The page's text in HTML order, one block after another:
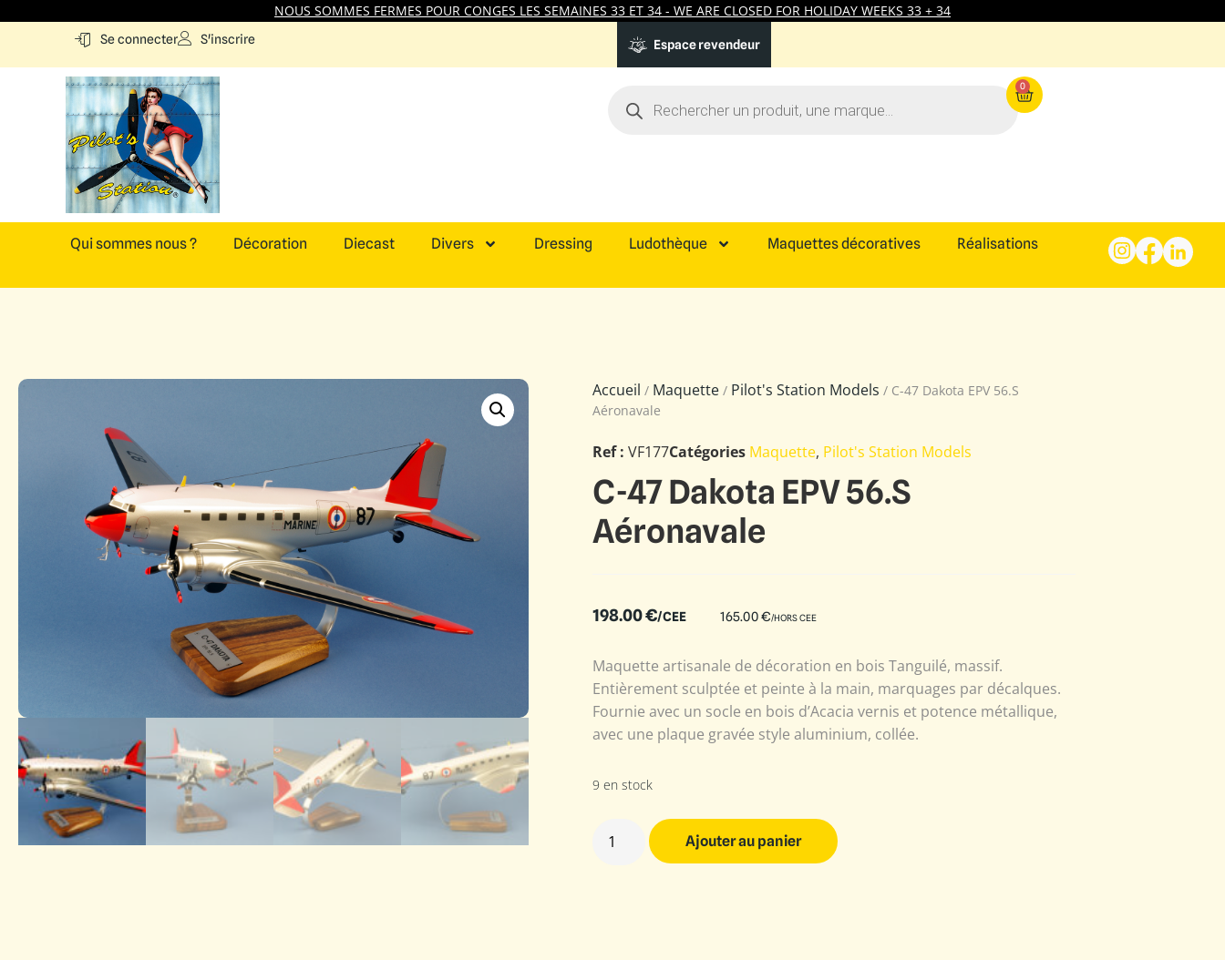
NOUS SOMMES FERMES POUR CONGES LES SEMAINES 33 ET 34 - WE ARE CLOSED FOR HOLIDAY WEEKS 33 + 34
Se connecter S'inscrire Espace revendeur
0
Qui sommes nous ? Décoration Diecast Divers Dressing Ludothèque Maquettes décoratives Réalisations
Accueil / Maquette / Pilot's Station Models / C-47 Dakota EPV 56.S
Aéronavale
Ref : VF177Catégories Maquette, Pilot's Station Models
C-47 Dakota EPV 56.S
Aéronavale
198.00€/CEE 165.00€/HORS CEE
Maquette artisanale de décoration en bois Tanguilé, massif.
Entièrement sculptée et peinte à la main, marquages par décalques.
Fournie avec un socle en bois d’Acacia vernis et potence métallique,
avec une plaque gravée style aluminium, collée.
9 en stock
Ajouter au panier